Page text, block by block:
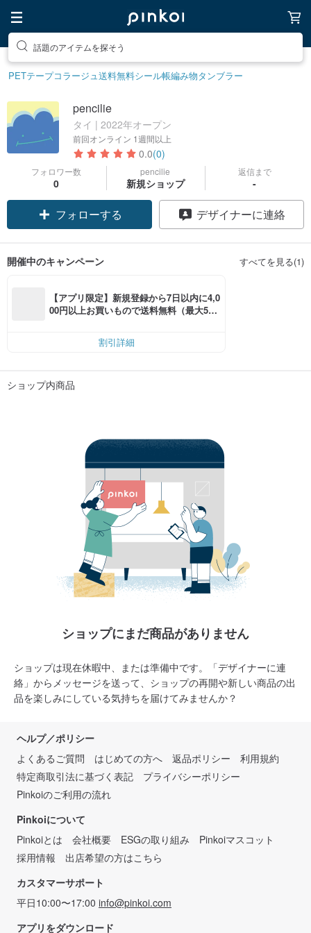
話題のアイテムを探そう
PETテープコラージュ送料無料シール帳編み物タンブラー
pencilie
タイ | 2022年オープン
前回オンライン 1週間以上
0.0(0)
フォロワー数
0
pencilie
新規ショップ
返信まで
-
フォローする デザイナーに連絡
開催中のキャンペーン すべてを見る(1)
【アプリ限定】新規登録から7日以内に4,0
00円以上お買いもので送料無料（最大500
割引詳細
ショップ内商品
ショップにまだ商品がありません
ショップは現在休暇中、または準備中です。「デザイナーに連
絡」からメッセージを送って、ショップの再開や新しい商品の出
品を楽しみにしている気持ちを届けてみませんか？
ヘルプ／ポリシー
よくあるご質問
はじめての方へ 返品ポリシー
利用規約
特定商取引法に基づく表記
プライバシーポリシー
Pinkoiのご利用の流れ
Pinkoiについて
Pinkoiとは
会社概要 ESGの取り組み
Pinkoiマスコット
採用情報
出店希望の方はこちら
カスタマーサポート
平日10:00〜17:00 info@pinkoi.com
アプリをダウンロード